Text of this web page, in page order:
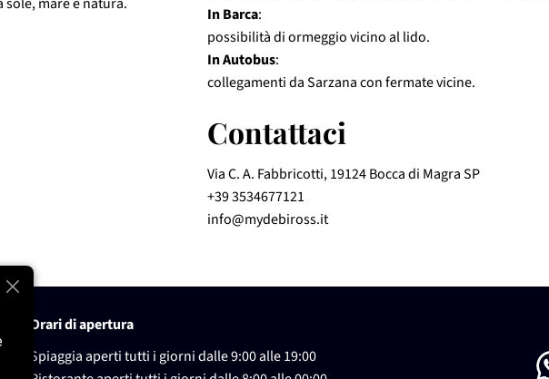
In Barca:
possibilità di ormeggio vicino al lido.
In Autobus:
collegamenti da Sarzana con fermate vicine.
Contattaci
Via C. A. Fabbricotti, 19124 Bocca di Magra SP
+39 3534677121
info@mydebiross.it
Orari di apertura
Spiaggia aperti tutti i giorni dalle 9:00 alle 19:00